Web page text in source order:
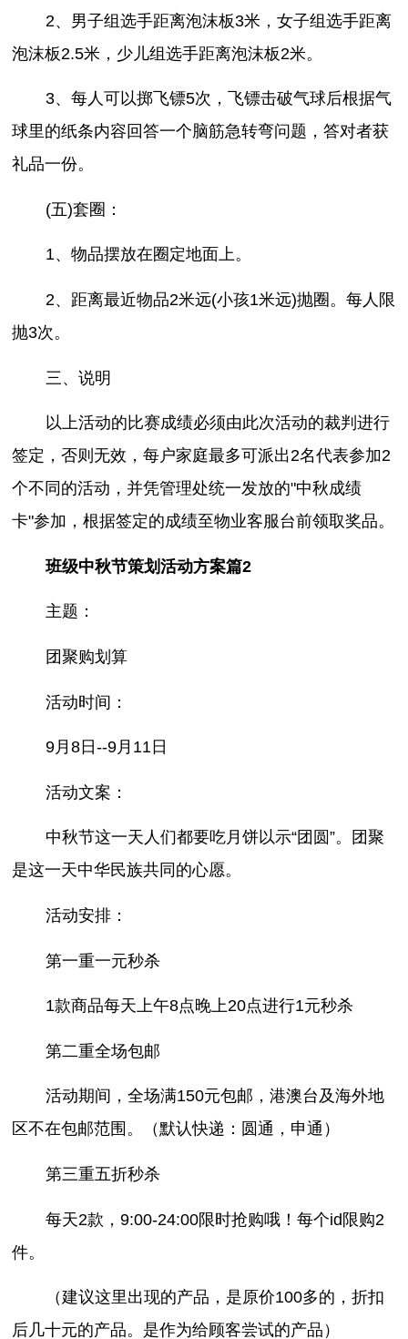
2、男子组选手距离泡沫板3米，女子组选手距离
泡沫板2.5米，少儿组选手距离泡沫板2米。
3、每人可以掷飞镖5次，飞镖击破气球后根据气
球里的纸条内容回答一个脑筋急转弯问题，答对者获
礼品一份。
(五)套圈：
1、物品摆放在圈定地面上。
2、距离最近物品2米远(小孩1米远)抛圈。每人限
抛3次。
三、说明
以上活动的比赛成绩必须由此次活动的裁判进行
签定，否则无效，每户家庭最多可派出2名代表参加2
个不同的活动，并凭管理处统一发放的"中秋成绩
卡"参加，根据签定的成绩至物业客服台前领取奖品。
班级中秋节策划活动方案篇2
主题：
团聚购划算
活动时间：
9月8日--9月11日
活动文案：
中秋节这一天人们都要吃月饼以示“团圆”。团聚
是这一天中华民族共同的心愿。
活动安排：
第一重一元秒杀
1款商品每天上午8点晚上20点进行1元秒杀
第二重全场包邮
活动期间，全场满150元包邮，港澳台及海外地
区不在包邮范围。（默认快递：圆通，申通）
第三重五折秒杀
每天2款，9:00-24:00限时抢购哦！每个id限购2
件。
（建议这里出现的产品，是原价100多的，折扣
后几十元的产品。是作为给顾客尝试的产品）